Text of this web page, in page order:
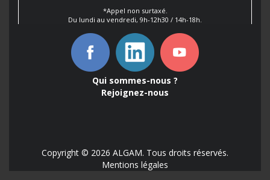
*Appel non surtaxé.
Du lundi au vendredi, 9h-12h30 / 14h-18h.
Qui sommes-nous ?
Rejoignez-nous
Copyright © 2026 ALGAM. Tous droits réservés.
Mentions légales